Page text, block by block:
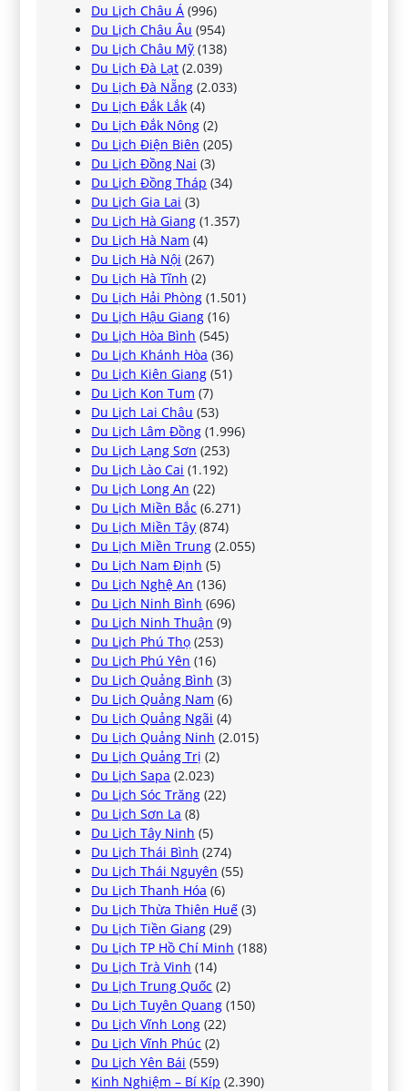
Du Lịch Châu Á (996)
Du Lịch Châu Âu (954)
Du Lịch Châu Mỹ (138)
Du Lịch Đà Lạt (2.039)
Du Lịch Đà Nẵng (2.033)
Du Lịch Đắk Lắk (4)
Du Lịch Đắk Nông (2)
Du Lịch Điện Biên (205)
Du Lịch Đồng Nai (3)
Du Lịch Đồng Tháp (34)
Du Lịch Gia Lai (3)
Du Lịch Hà Giang (1.357)
Du Lịch Hà Nam (4)
Du Lịch Hà Nội (267)
Du Lịch Hà Tĩnh (2)
Du Lịch Hải Phòng (1.501)
Du Lịch Hậu Giang (16)
Du Lịch Hòa Bình (545)
Du Lịch Khánh Hòa (36)
Du Lịch Kiên Giang (51)
Du Lịch Kon Tum (7)
Du Lịch Lai Châu (53)
Du Lịch Lâm Đồng (1.996)
Du Lịch Lạng Sơn (253)
Du Lịch Lào Cai (1.192)
Du Lịch Long An (22)
Du Lịch Miền Bắc (6.271)
Du Lịch Miền Tây (874)
Du Lịch Miền Trung (2.055)
Du Lịch Nam Định (5)
Du Lịch Nghệ An (136)
Du Lịch Ninh Bình (696)
Du Lịch Ninh Thuận (9)
Du Lịch Phú Thọ (253)
Du Lịch Phú Yên (16)
Du Lịch Quảng Bình (3)
Du Lịch Quảng Nam (6)
Du Lịch Quảng Ngãi (4)
Du Lịch Quảng Ninh (2.015)
Du Lịch Quảng Trị (2)
Du Lịch Sapa (2.023)
Du Lịch Sóc Trăng (22)
Du Lịch Sơn La (8)
Du Lịch Tây Ninh (5)
Du Lịch Thái Bình (274)
Du Lịch Thái Nguyên (55)
Du Lịch Thanh Hóa (6)
Du Lịch Thừa Thiên Huế (3)
Du Lịch Tiền Giang (29)
Du Lịch TP Hồ Chí Minh (188)
Du Lịch Trà Vinh (14)
Du Lịch Trung Quốc (2)
Du Lịch Tuyên Quang (150)
Du Lịch Vĩnh Long (22)
Du Lịch Vĩnh Phúc (2)
Du Lịch Yên Bái (559)
Kinh Nghiệm – Bí Kíp (2.390)